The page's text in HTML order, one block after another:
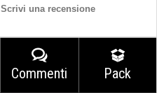
Scrivi una recensione
Commenti Pack